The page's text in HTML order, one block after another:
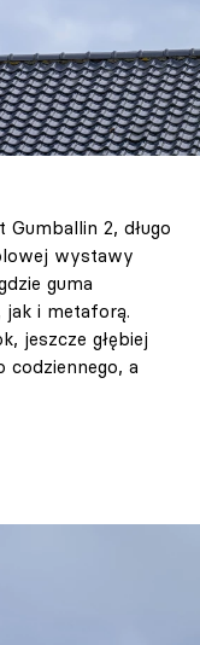
2, długo
wystawy
guma
jak i metaforą.
jeszcze głębiej
a